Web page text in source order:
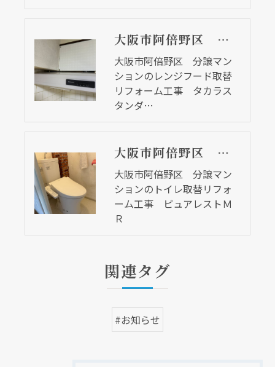
大阪市阿倍野区 分譲マンションのレンジフード取替リフォーム工事 タカラスタンダード
大阪市阿倍野区 分譲マン
ションのレンジフード取替
リフォーム工事 タカラス
タンダ…
大阪市阿倍野区 分譲マンションのトイレ取替リフォーム工事 ピュアレストＭＲ
大阪市阿倍野区 分譲マン
ションのトイレ取替リフォ
ーム工事 ピュアレストＭ
Ｒ
関連タグ
#お知らせ